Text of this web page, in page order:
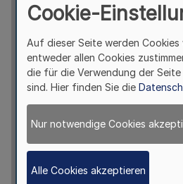
Cookie-
Auf dieser Seite werden Cookies
entweder allen Cookies
die für die Verwendung der
sind. Hier finden Sie die
Nur notwendige Cookies
Alle Cookies akzeptieren